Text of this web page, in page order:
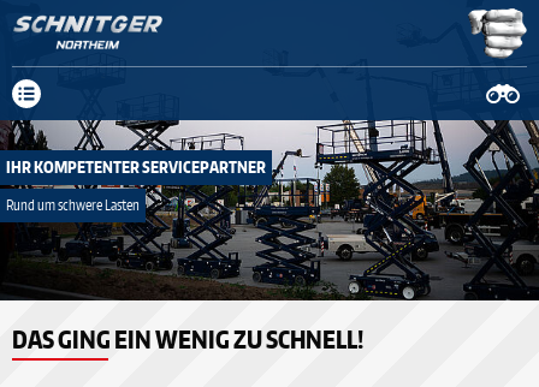
next
IHR KOMPETENTER SERVICEPARTNER
Rund um schwere Lasten
DAS GING EIN WENIG ZU SCHNELL!
mehr Infos